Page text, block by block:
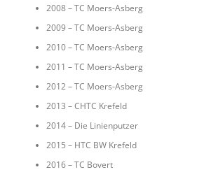
2008 – TC Moers-Asberg
2009 – TC Moers-Asberg
2010 – TC Moers-Asberg
2011 – TC Moers-Asberg
2012 – TC Moers-Asberg
2013 – CHTC Krefeld
2014 – Die Linienputzer
2015 – HTC BW Krefeld
2016 – TC Bovert